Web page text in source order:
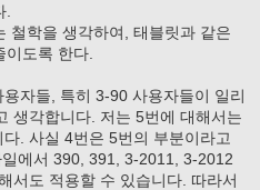
철학을 생각하여, 태블릿과 같은
도록 한다.
자들, 특히 3-90 사용자들이 일리
생각합니다. 저는 5번에 대해서는
. 사실 4번은 5번의 부분이라고
에서 390, 391, 3-2011, 3-2012
서도 적용할 수 있습니다. 따라서